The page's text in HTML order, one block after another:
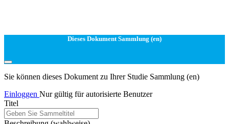
Dieses Dokument Sammlung (en)
Sie können dieses Dokument zu Ihrer Studie Sammlung (en)
Einloggen Nur gültig für autorisierte Benutzer
Titel